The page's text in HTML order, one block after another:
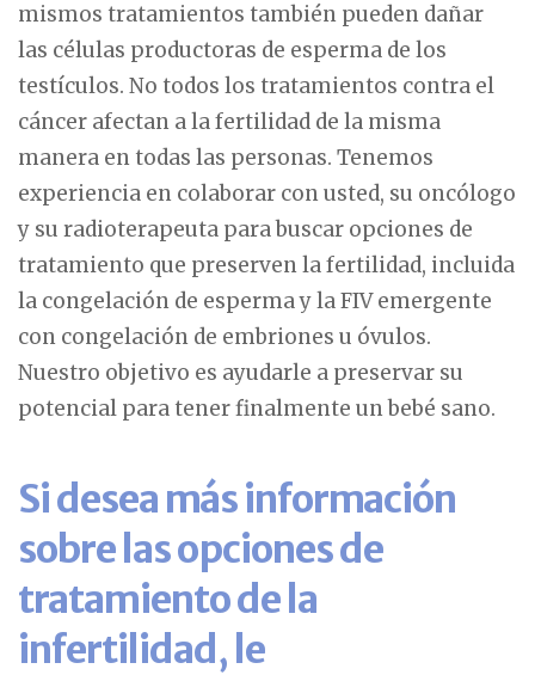
mismos tratamientos también pueden dañar
las células productoras de esperma de los
testículos. No todos los tratamientos contra el
cáncer afectan a la fertilidad de la misma
manera en todas las personas. Tenemos
experiencia en colaborar con usted, su oncólogo
y su radioterapeuta para buscar opciones de
tratamiento que preserven la fertilidad, incluida
la congelación de esperma y la FIV emergente
con congelación de embriones u óvulos.
Nuestro objetivo es ayudarle a preservar su
potencial para tener finalmente un bebé sano.
Si desea más información
sobre las opciones de
tratamiento de la
infertilidad, le